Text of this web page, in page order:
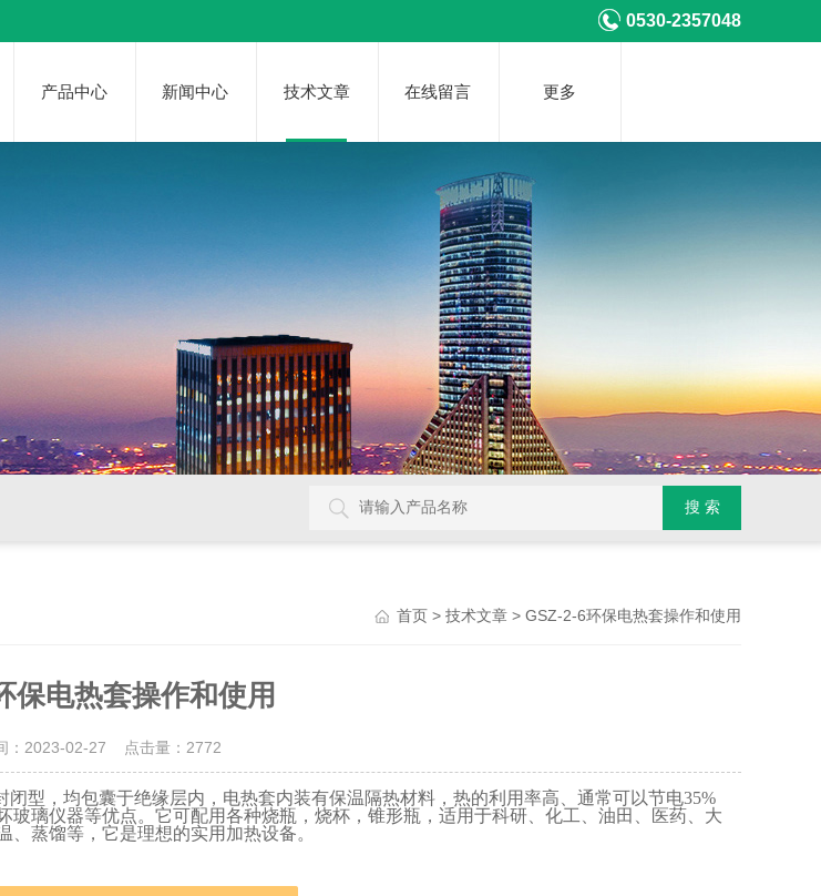
0530-2357048
产品中心 新闻中心 技术文章 在线留言 更多
首页 > 技术文章 > GSZ-2-6环保电热套操作和使用
保电热套操作和使用
：2023-02-27 点击量： 2772
闭型，均包囊于绝缘层内，电热套内装有保温隔热材料，热的利用率高、通常可以节电35%
璃仪器等优点。它可配用各种烧瓶，烧杯，锥形瓶，适用于科研、化工、油田、医药、大
、蒸馏等，它是理想的实用加热设备。